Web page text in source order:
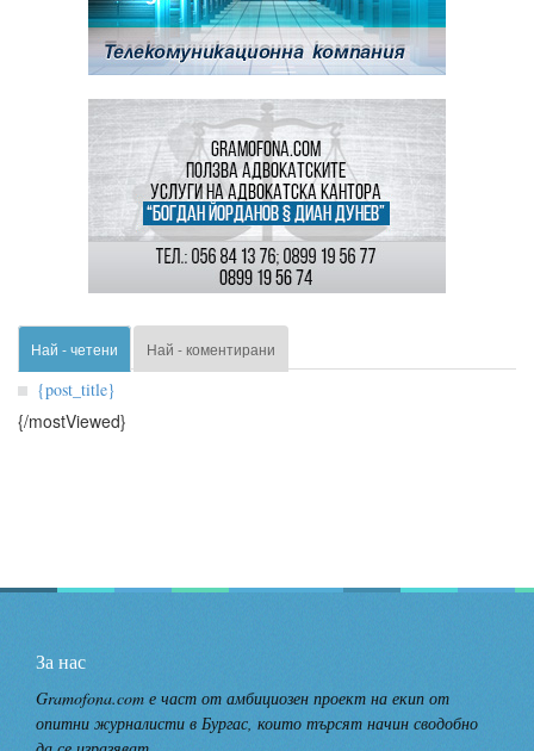
Най - четени Най - коментирани
{post_title}
{/mostViewed}
За нас
Gramofona.com е част от амбициозен проект на екип от
опитни журналисти в Бургас, които търсят начин сводобно